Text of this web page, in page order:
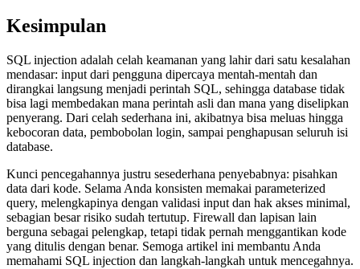
Kesimpulan
SQL injection adalah celah keamanan yang lahir dari satu kesalahan
mendasar: input dari pengguna dipercaya mentah-mentah dan
dirangkai langsung menjadi perintah SQL, sehingga database tidak
bisa lagi membedakan mana perintah asli dan mana yang diselipkan
penyerang. Dari celah sederhana ini, akibatnya bisa meluas hingga
kebocoran data, pembobolan login, sampai penghapusan seluruh isi
database.
Kunci pencegahannya justru sesederhana penyebabnya: pisahkan
data dari kode. Selama Anda konsisten memakai parameterized
query, melengkapinya dengan validasi input dan hak akses minimal,
sebagian besar risiko sudah tertutup. Firewall dan lapisan lain
berguna sebagai pelengkap, tetapi tidak pernah menggantikan kode
yang ditulis dengan benar. Semoga artikel ini membantu Anda
memahami SQL injection dan langkah-langkah untuk mencegahnya.